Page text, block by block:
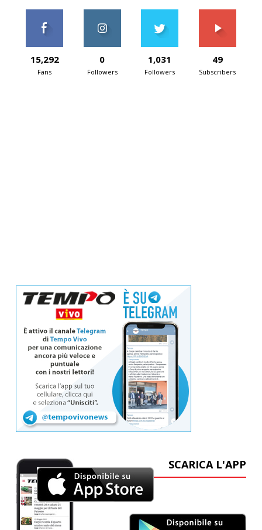
15,292
Fans
0
Followers
1,031
Followers
49
Subscribers
SCARICA L'APP